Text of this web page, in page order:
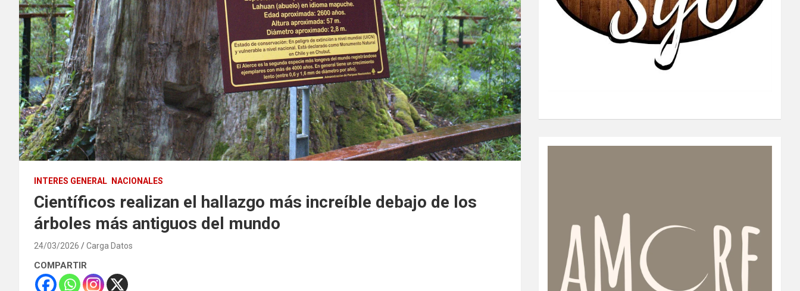
INTERES GENERAL NACIONALES
Científicos realizan el hallazgo más increíble debajo de los
árboles más antiguos del mundo
24/03/2026 Carga Datos
COMPARTIR